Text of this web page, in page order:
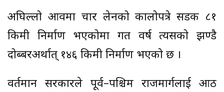
अघिल्लो आवमा चार लेनको कालोपत्रे सडक ८१
किमी निर्माण भएकोमा गत वर्ष त्यसको झण्डै
दोब्बरअर्थात् १४६ किमी निर्माण भएको छ ।
वर्तमान सरकारले पूर्व–पश्चिम राजमार्गलाई आठ